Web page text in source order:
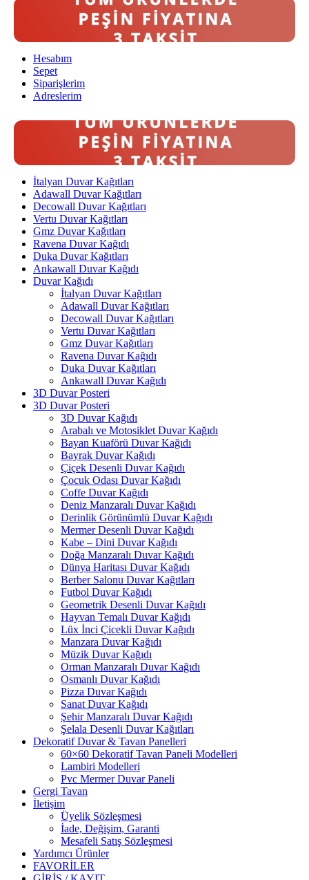
Hesabım
Sepet
Siparişlerim
Adreslerim
İtalyan Duvar Kağıtları
Adawall Duvar Kağıtları
Decowall Duvar Kağıtları
Vertu Duvar Kağıtları
Gmz Duvar Kağıtları
Ravena Duvar Kağıdı
Duka Duvar Kağıtları
Ankawall Duvar Kağıdı
Duvar Kağıdı
İtalyan Duvar Kağıtları
Adawall Duvar Kağıtları
Decowall Duvar Kağıtları
Vertu Duvar Kağıtları
Gmz Duvar Kağıtları
Ravena Duvar Kağıdı
Duka Duvar Kağıtları
Ankawall Duvar Kağıdı
3D Duvar Posteri
3D Duvar Posteri
3D Duvar Kağıdı
Arabalı ve Motosiklet Duvar Kağıdı
Bayan Kuaförü Duvar Kağıdı
Bayrak Duvar Kağıdı
Çiçek Desenli Duvar Kağıdı
Çocuk Odası Duvar Kağıdı
Coffe Duvar Kağıdı
Deniz Manzaralı Duvar Kağıdı
Derinlik Görünümlü Duvar Kağıdı
Mermer Desenli Duvar Kağıdı
Kabe – Dini Duvar Kağıdı
Doğa Manzaralı Duvar Kağıdı
Dünya Haritası Duvar Kağıdı
Berber Salonu Duvar Kağıtları
Futbol Duvar Kağıdı
Geometrik Desenli Duvar Kağıdı
Hayvan Temalı Duvar Kağıdı
Lüx İnci Çicekli Duvar Kağıdı
Manzara Duvar Kağıdı
Müzik Duvar Kağıdı
Orman Manzaralı Duvar Kağıdı
Osmanlı Duvar Kağıdı
Pizza Duvar Kağıdı
Sanat Duvar Kağıdı
Şehir Manzaralı Duvar Kağıdı
Şelala Desenli Duvar Kağıtları
Dekoratif Duvar & Tavan Panelleri
60×60 Dekoratif Tavan Paneli Modelleri
Lambiri Modelleri
Pvc Mermer Duvar Paneli
Gergi Tavan
İletişim
Üyelik Sözleşmesi
İade, Değişim, Garanti
Mesafeli Satış Sözleşmesi
Yardımcı Ürünler
FAVORİLER